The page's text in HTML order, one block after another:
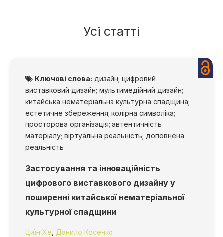
Усі статті
Ключові слова: дизайн; цифровий
виставковий дизайн; мультимедійний дизайн;
китайська нематеріальна культурна спадщина;
естетичне збереження; колірна символіка;
просторова організація; автентичність
матеріалу; віртуальна реальність; доповнена
реальність
Застосування та інноваційність
цифрового виставкового дизайну у
поширенні китайської нематеріальної
культурної спадщини
Циїн Хе Данило Косенко